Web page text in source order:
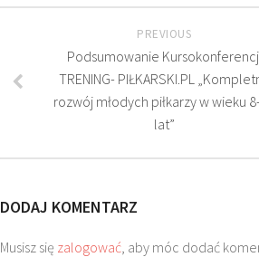
PREVIOUS
Podsumowanie
TRENING- PIŁKARSKI.PL
rozwój młodych piłkarzy w wieku
lat”
DODAJ KOMENTARZ
Musisz się zalogować, aby móc dodać